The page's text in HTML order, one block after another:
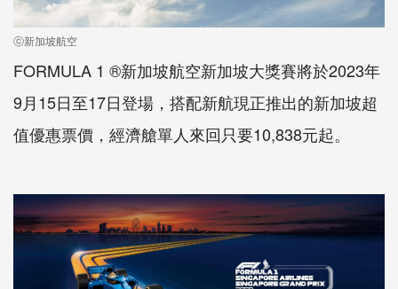
ⓒ新加坡航空
FORMULA 1 ®新加坡航空新加坡大獎賽將於2023年
9月15日至17日登場，搭配新航現正推出的新加坡超
值優惠票價，經濟艙單人來回只要10,838元起。